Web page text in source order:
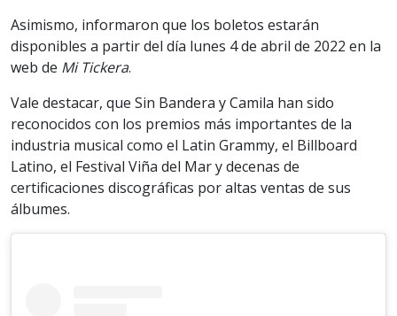
Asimismo, informaron que los boletos estarán
disponibles a partir del día lunes 4 de abril de 2022 en la
web de Mi Tickera.
Vale destacar, que Sin Bandera y Camila han sido
reconocidos con los premios más importantes de la
industria musical como el Latin Grammy, el Billboard
Latino, el Festival Viña del Mar y decenas de
certificaciones discográficas por altas ventas de sus
álbumes.